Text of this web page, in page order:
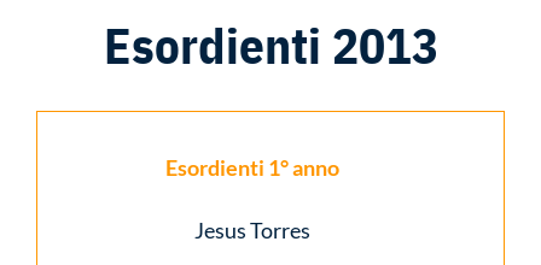
Esordienti 2013
Esordienti 1° anno
Jesus Torres